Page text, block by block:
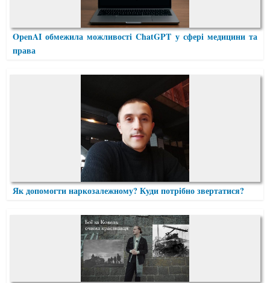
OpenAI обмежила можливості ChatGPT у сфері медицини та
права
Як допомогти наркозалежному? Куди потрібно звертатися?